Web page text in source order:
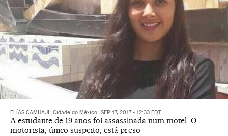
ELÍAS CAMHAJI Cidade do México SEP 17, 2017 - 12:33 EDT
A estudante de 19 anos foi assassinada num motel. O
motorista, único suspeito, está preso